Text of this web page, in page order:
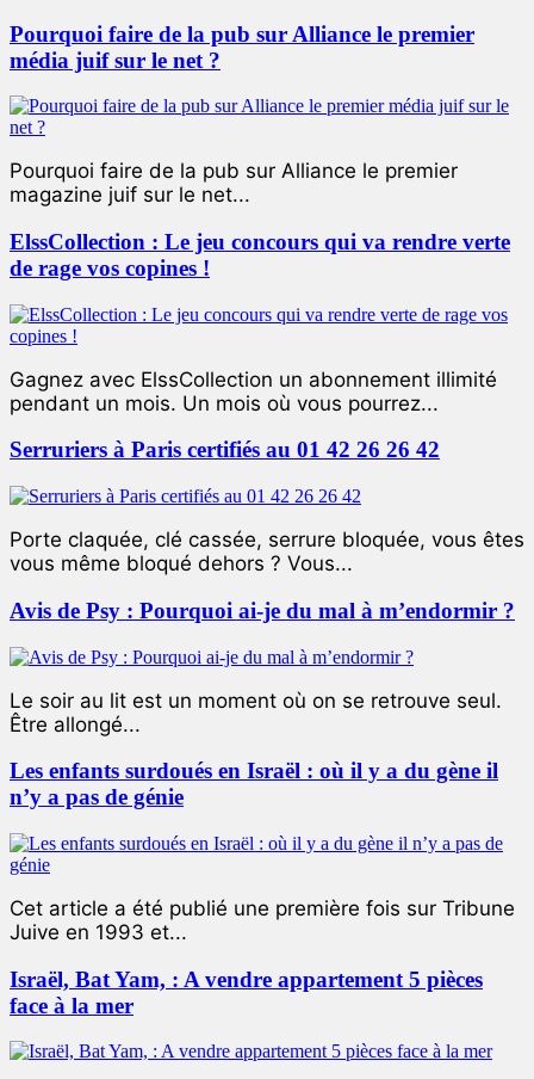
Pourquoi faire de la pub sur Alliance le premier
média juif sur le net ?
Pourquoi faire de la pub sur Alliance le premier
magazine juif sur le net...
ElssCollection : Le jeu concours qui va rendre verte
de rage vos copines !
Gagnez avec ElssCollection un abonnement illimité
pendant un mois. Un mois où vous pourrez...
Serruriers à Paris certifiés au 01 42 26 26 42
Porte claquée, clé cassée, serrure bloquée, vous êtes
vous même bloqué dehors ? Vous...
Avis de Psy : Pourquoi ai-je du mal à m’endormir ?
Le soir au lit est un moment où on se retrouve seul.
Être allongé...
Les enfants surdoués en Israël : où il y a du gène il
n’y a pas de génie
Cet article a été publié une première fois sur Tribune
Juive en 1993 et...
Israël, Bat Yam, : A vendre appartement 5 pièces
face à la mer